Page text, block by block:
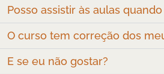
Posso assistir às aulas
O curso tem correção dos
E se eu não gostar?